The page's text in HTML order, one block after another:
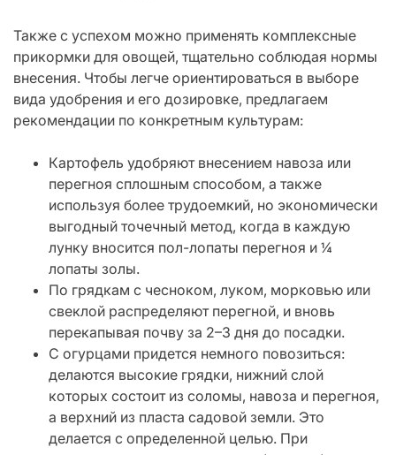
Также с успехом можно применять комплексные
прикормки для овощей, тщательно соблюдая нормы
внесения. Чтобы легче ориентироваться в выборе
вида удобрения и его дозировке, предлагаем
рекомендации по конкретным культурам:
Картофель удобряют внесением навоза или
перегноя сплошным способом, а также
используя более трудоемкий, но экономически
выгодный точечный метод, когда в каждую
лунку вносится пол-лопаты перегноя и ¼
лопаты золы.
По грядкам с чесноком, луком, морковью или
свеклой распределяют перегной, и вновь
перекапывая почву за 2–3 дня до посадки.
С огурцами придется немного повозиться:
делаются высокие грядки, нижний слой
которых состоит из соломы, навоза и перегноя,
а верхний из пласта садовой земли. Это
делается с определенной целью. При